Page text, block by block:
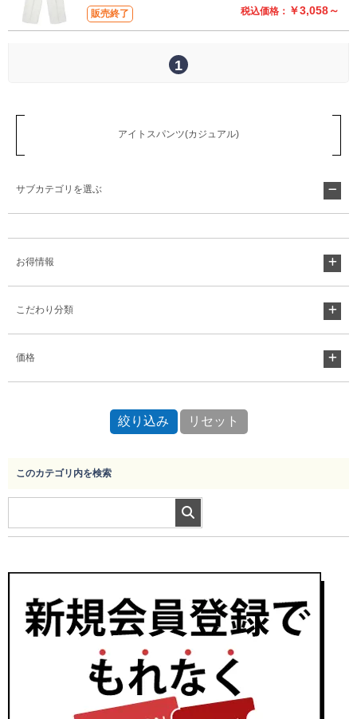
販売終了 税込価格： ￥3,058～
1
アイトスパンツ(カジュアル)
サブカテゴリを選ぶ
お得情報
こだわり分類
価格
このカテゴリ内を検索